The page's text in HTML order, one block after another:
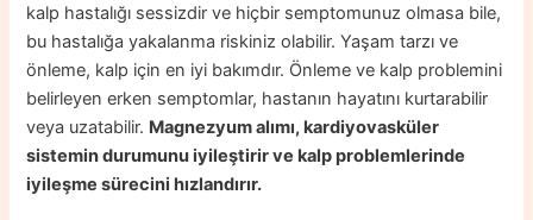
kalp hastalığı sessizdir ve hiçbir semptomunuz olmasa bile,
bu hastalığa yakalanma riskiniz olabilir. Yaşam tarzı ve
önleme, kalp için en iyi bakımdır. Önleme ve kalp problemini
belirleyen erken semptomlar, hastanın hayatını kurtarabilir
veya uzatabilir. Magnezyum alımı, kardiyovasküler
sistemin durumunu iyileştirir ve kalp problemlerinde
iyileşme sürecini hızlandırır.